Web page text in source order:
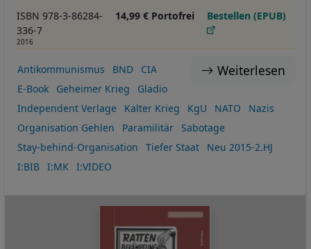
ISBN 978-3-86284-
336-7
2016
14,99 € Portofrei Bestellen (EPUB)
Weiterlesen
Antikommunismus BND
CIA
E-Book
Geheimer Krieg
Gladio
Independent Verlage
Kalter Krieg KgU NATO
Nazis
Organisation Gehlen
Paramilitär
Sabotage
Stay-behind-Organisation
Tiefer Staat
Neu 2015-2.HJ
I:BIB
I:MK I:VIDEO